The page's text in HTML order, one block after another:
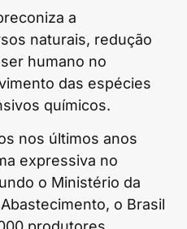
a
naturais, redução
humano no
das espécies
químicos.
nos últimos anos
expressiva no
o Ministério da
o Brasil